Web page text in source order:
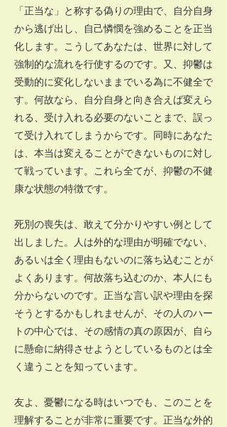
「正当な」と称する偽りの理由で、自分自身
から逃げ出し、自己憐憫を強めることを正当
化します。こうしてあなたは、世界に対して
強制的な流れを行使するのです。又、抑鬱は
受動的に変化しないままでいる為に不健全で
す。何故なら、自分自身と向き合えば変えら
れる、受け入れる必要のないことまで、誤っ
て受け入れてしまうからです。同時にあなた
は、本当は変えることができないものに対し
て戦っています。これら全てが、抑鬱の不健
康な状態の特徴です。
死別の喪失は、敢えて分かりやすい例として
出しました。人は外的な理由が明確でない、
あるいは全く理由もないのに落ち込むことが
よくあります。何故落ち込むのか、本人にも
分からないのです。正当な言い訳や理由を探
そうとするかもしれませんが、その人のハー
トの中心では、その感情の真の原因が、自ら
に懸命に納得させようとしているものとは全
く違うことを知っています。
友よ、憂鬱になる時はいつでも、このことを
理解することが非常に重要です。正当な外的